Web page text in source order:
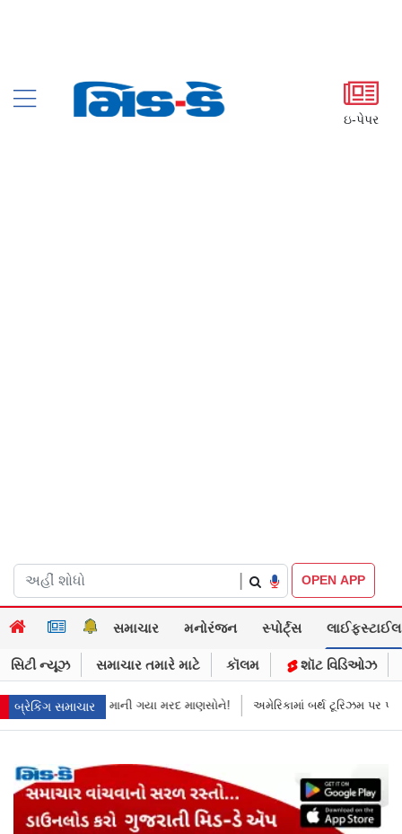
ઇ-પેપર
OPEN APP
સમાચાર મનોરંજન સ્પોર્ટ્સ લાઈફસ્ટાઈલ
સિટી ન્યૂઝ સમાચાર તમારે માટે કૉલમ શૉટ વિડિઓઝ
બ્રેકિંગ સમાચાર
માની ગયા મરદ માણસોને! અમેરિકામાં બર્થ ટૂરિઝમ પર પ્રતિબંધ મૂક્યો